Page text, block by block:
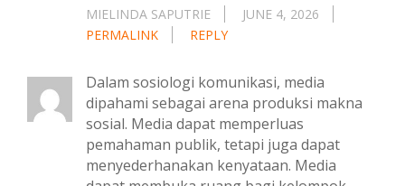
MIELINDA SAPUTRIE
JUNE 4, 2026
PERMALINK
REPLY
Dalam sosiologi komunikasi, media
dipahami sebagai arena produksi makna
sosial. Media dapat memperluas
pemahaman publik, tetapi juga dapat
menyederhanakan kenyataan. Media